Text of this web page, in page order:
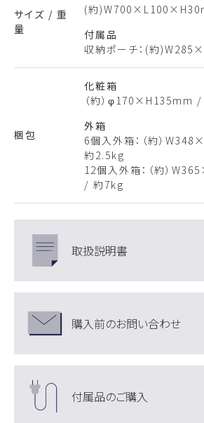
サイズ / 重
量
(約
付属品
収納ポーチ：(約
梱包
化粧箱
（約）φ170×H135mm
外箱
6個入外箱：（約）
約2.5kg
12個入外箱：（約）
/ 約7kg
取扱説明書
購入前のお問い合わせ
付属品のご購入